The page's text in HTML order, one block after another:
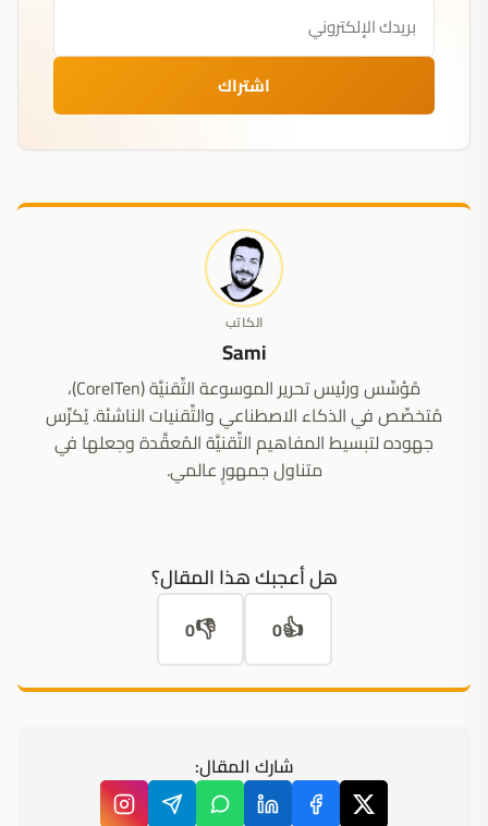
اشتراك
الكاتب
Sami
مُؤسِّس ورئيس تحرير الموسوعة التِّقنيَّة (CoreITen)،
مُتخصِّص في الذكاء الاصطناعي والتِّقنيات الناشئة. يُكرِّس
جهوده لتبسيط المفاهيم التِّقنيَّة المُعقَّدة وجعلها في
متناول جمهورٍ عالمي.
هل أعجبك هذا المقال؟
👍
0
👎
0
شارك المقال: